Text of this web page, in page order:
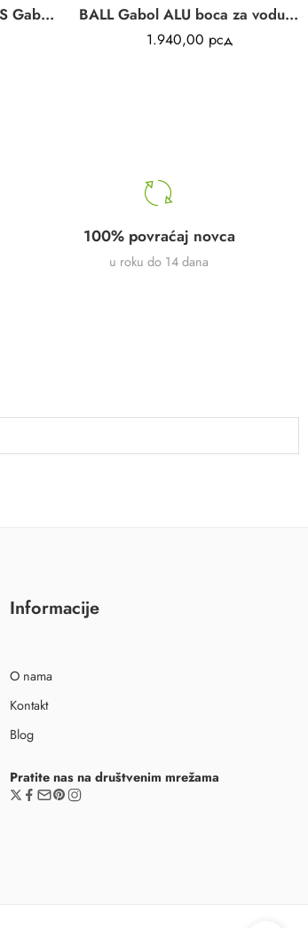
Flašica za vodu FRIENDS Gabol | 500ml | zakačka | BPA free BALL Gabol ALU boca za vodu | plava | 600 ml
1.940,00 рсд
100% povraćaj novca
u roku do 14 dana
Informacije
O nama
Kontakt
Blog
Pratite nas na društvenim mrežama